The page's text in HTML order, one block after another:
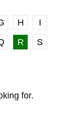
H
I
R
S
for.